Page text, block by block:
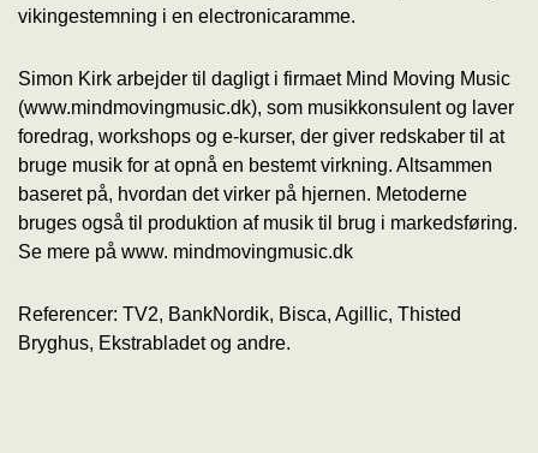
vikingestemning i en electronicaramme.
Simon Kirk arbejder til dagligt i firmaet Mind Moving Music
(www.mindmovingmusic.dk), som musikkonsulent og laver
foredrag, workshops og e-kurser, der giver redskaber til at
bruge musik for at opnå en bestemt virkning. Altsammen
baseret på, hvordan det virker på hjernen. Metoderne
bruges også til produktion af musik til brug i markedsføring.
Se mere på www. mindmovingmusic.dk
Referencer: TV2, BankNordik, Bisca, Agillic, Thisted
Bryghus, Ekstrabladet og andre.